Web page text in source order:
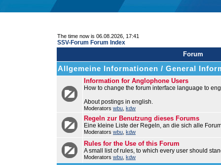
The time now is 06.08.2026, 17:41
SSV-Forum Forum Index
Forum
Allgemeine Informationen / General
Information for Anglophone Users
How to change the forum interface language to
About postings in english.
Moderators wbu kdw
Regeln zur Benutzung dieses Forums
Eine kleine Liste der Regeln, an die sich alle
Moderators wbu kdw
Rules for the Use of this Forum
A small list of rules, to which every user should
Moderators wbu kdw